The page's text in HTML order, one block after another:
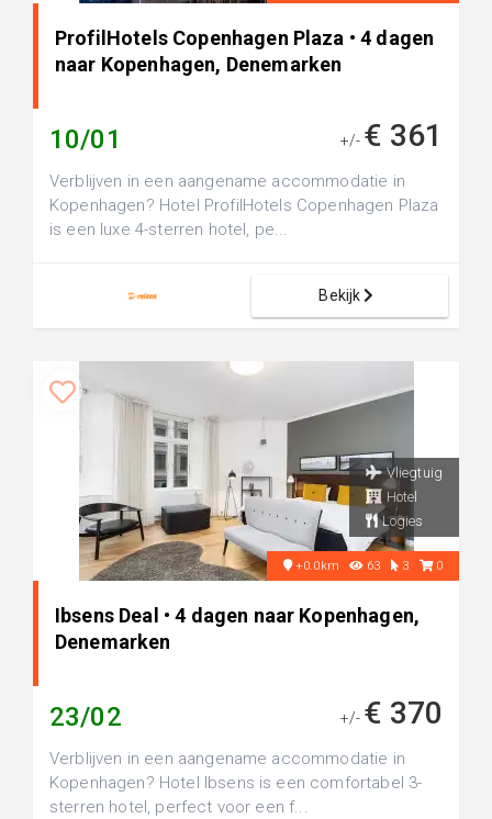
ProfilHotels Copenhagen Plaza • 4 dagen
naar Kopenhagen, Denemarken
10/01 +/- € 361
Verblijven in een aangename accommodatie in
Kopenhagen? Hotel ProfilHotels Copenhagen Plaza
is een luxe 4-sterren hotel, pe...
Bekijk
Vliegtuig
Hotel
Logies
+0.0km 63 3 0
Ibsens Deal • 4 dagen naar Kopenhagen,
Denemarken
23/02 +/- € 370
Verblijven in een aangename accommodatie in
Kopenhagen? Hotel Ibsens is een comfortabel 3-
sterren hotel, perfect voor een f...